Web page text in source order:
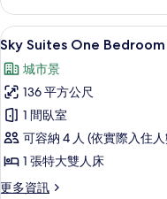
有
相
片
One
Bedroom
Penthouse
詳
情
顯
示
Sky
Suites
One
Bedroom
Penthouse
-
6
Sky Suites One
城市景
136 平方公尺
1 間臥室
可容納 4 人 (依實際入住
1 張特大雙人床
更多資訊
更